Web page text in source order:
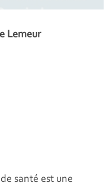
Lemeur
santé est une